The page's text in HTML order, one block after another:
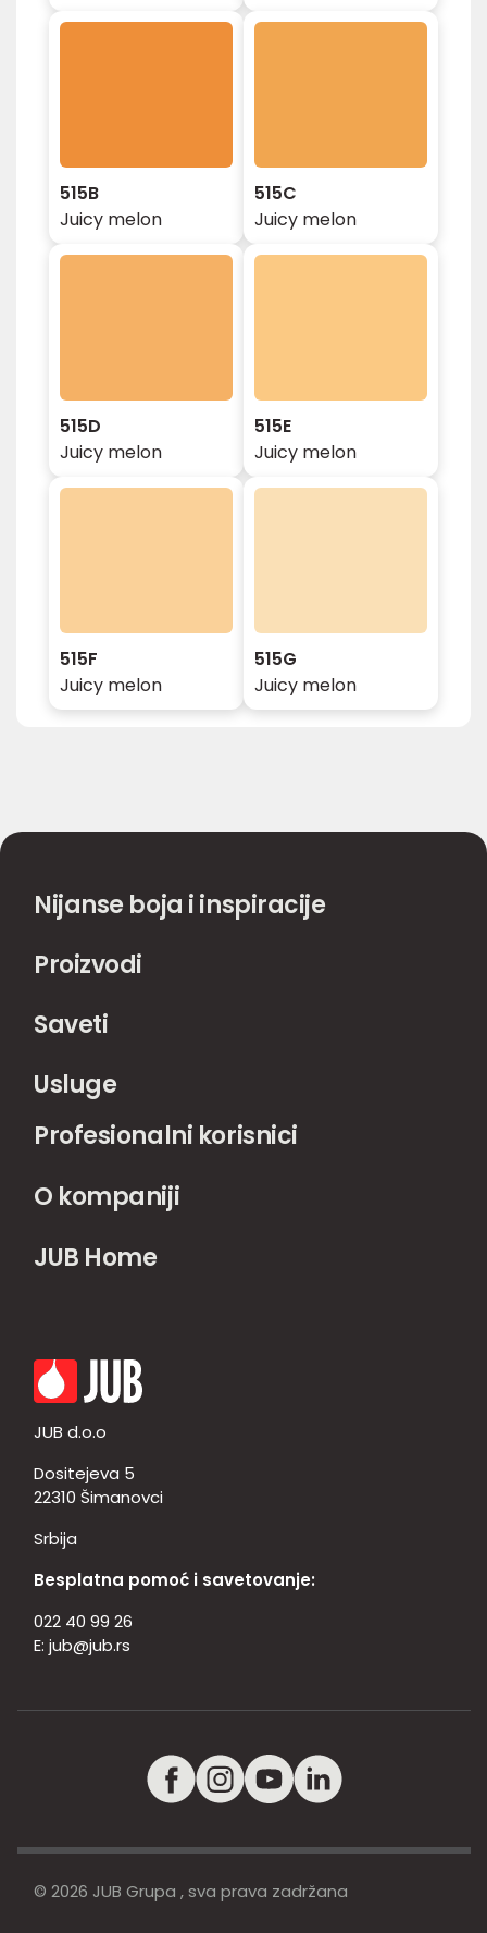
515B
Juicy melon
515C
Juicy melon
515D
Juicy melon
515E
Juicy melon
515F
Juicy melon
515G
Juicy melon
Nijanse boja i inspiracije
Proizvodi
Saveti
Usluge
Profesionalni korisnici
O kompaniji
JUB Home
JUB d.o.o
Dositejeva 5
22310 Šimanovci
Srbija
Besplatna pomoć i savetovanje:
022 40 99 26
E: jub@jub.rs
© 2026 JUB Grupa , sva prava zadržana